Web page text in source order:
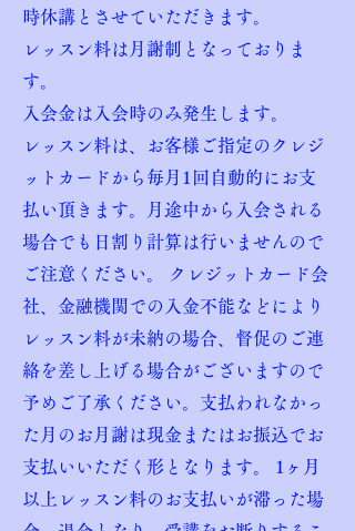
時休講とさせていただきます。
レッスン料は月謝制となっておりま
す。
入会金は入会時のみ発生します。
レッスン料は、お客様ご指定のクレジ
ットカードから毎月1回自動的にお支
払い頂きます。月途中から入会される
場合でも日割り計算は行いませんので
ご注意ください。 クレジットカード会
社、金融機関での入金不能などにより
レッスン料が未納の場合、督促のご連
絡を差し上げる場合がございますので
予めご了承ください。支払われなかっ
た月のお月謝は現金またはお振込でお
支払いいただく形となります。 1ヶ月
以上レッスン料のお支払いが滞った場